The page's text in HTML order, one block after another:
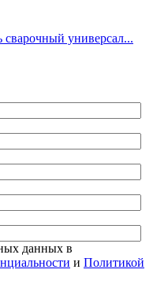
универсал...
данных в
и Политикой